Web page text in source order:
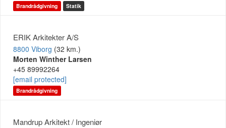
Brandrådgivning Statik
ERIK Arkitekter A/S
8800 Viborg (32 km.)
Morten Winther Larsen
+45 89992264
[email protected]
Brandrådgivning
Mandrup Arkitekt / Ingeniør